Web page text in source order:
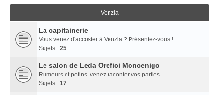
Venzia
La capitainerie
Vous venez d'accoster à Venzia ? Présentez-vous !
Sujets : 25
Le salon de Leda Orefici Moncenigo
Rumeurs et potins, venez raconter vos parties.
Sujets : 17